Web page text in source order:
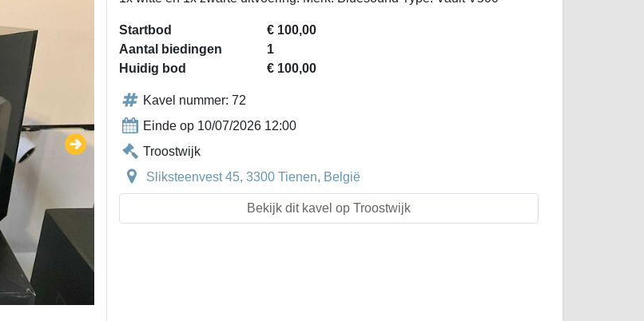
Startbod
€ 100,00
Aantal biedingen
1
Huidig bod
€ 100,00
Kavel nummer: 72
Einde op 10/07/2026 12:00
Troostwijk
Sliksteenvest 45, 3300 Tienen, België
Bekijk dit kavel op Troostwijk